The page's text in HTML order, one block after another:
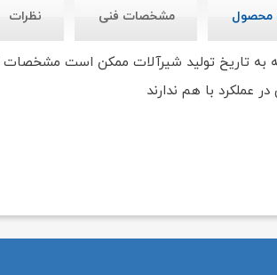
محصول مشخصات فنی نظرات
در عملکرد با هم ندارند